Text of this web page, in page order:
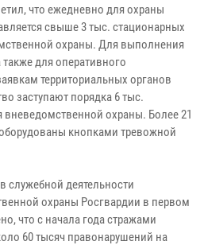
что ежедневно для охраны
свыше 3 тыс. стационарных
охраны. Для выполнения
для оперативного
территориальных органов
заступают порядка 6 тыс.
вневедомственной охраны. Более 21
кнопками тревожной
служебной деятельности
охраны Росгвардии в первом
что с начала года стражами
60 тысяч правонарушений на